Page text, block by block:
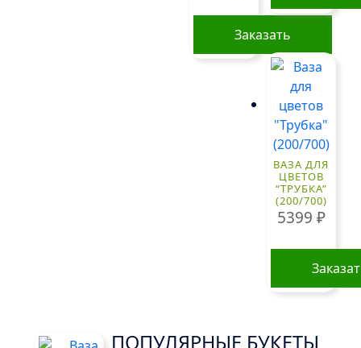
Заказать
ВАЗА ДЛЯ
ЦВЕТОВ
“ТРУБКА”
(200/700)
5399 ₽
ПОПУЛЯРНЫЕ БУКЕТЫ